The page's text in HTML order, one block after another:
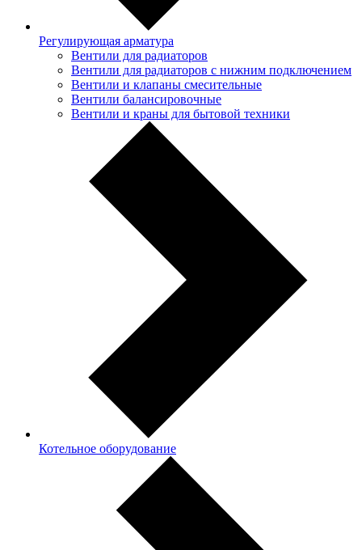
Регулирующая арматура
Вентили для радиаторов
Вентили для радиаторов с нижним подключением
Вентили и клапаны смесительные
Вентили балансировочные
Вентили и краны для бытовой техники
Котельное оборудование